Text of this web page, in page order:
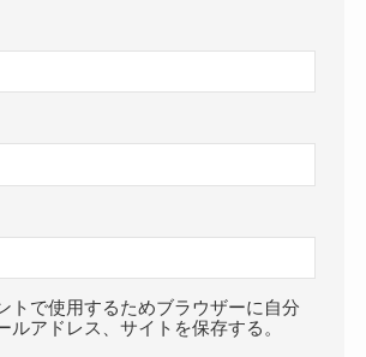
トで使用するためブラウザーに自分
ルアドレス、サイトを保存する。